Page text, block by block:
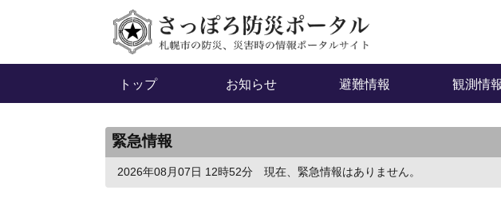
トップ お知らせ 避難情報 観測情報
緊急情報
2026年08月07日 12時52分 現在、緊急情報はありません。